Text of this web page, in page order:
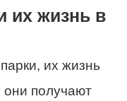
их жизнь в
их жизнь
они получают